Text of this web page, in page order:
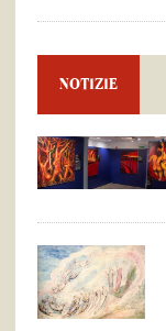
NOTIZIE